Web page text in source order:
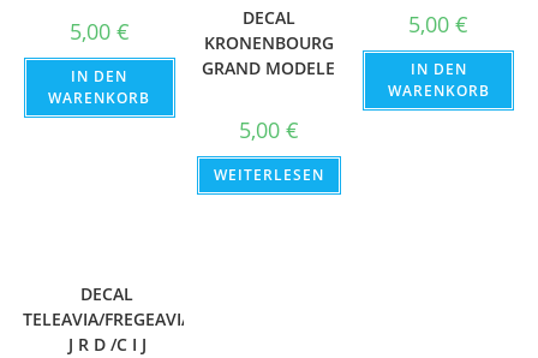
5,00 €
IN DEN
WARENKORB
DECAL
KRONENBOURG
GRAND MODELE
5,00 €
WEITERLESEN
5,00€
IN DEN
WARENKORB
DECAL
TELEAVIA/FREGEAVIA
J R D /C I J